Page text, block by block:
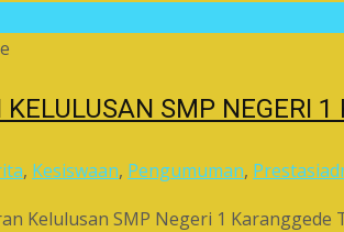
SMP NEGERI
, Kesiswaan, Pengumuman, Prestasi
Kelulusan SMP Negeri 1